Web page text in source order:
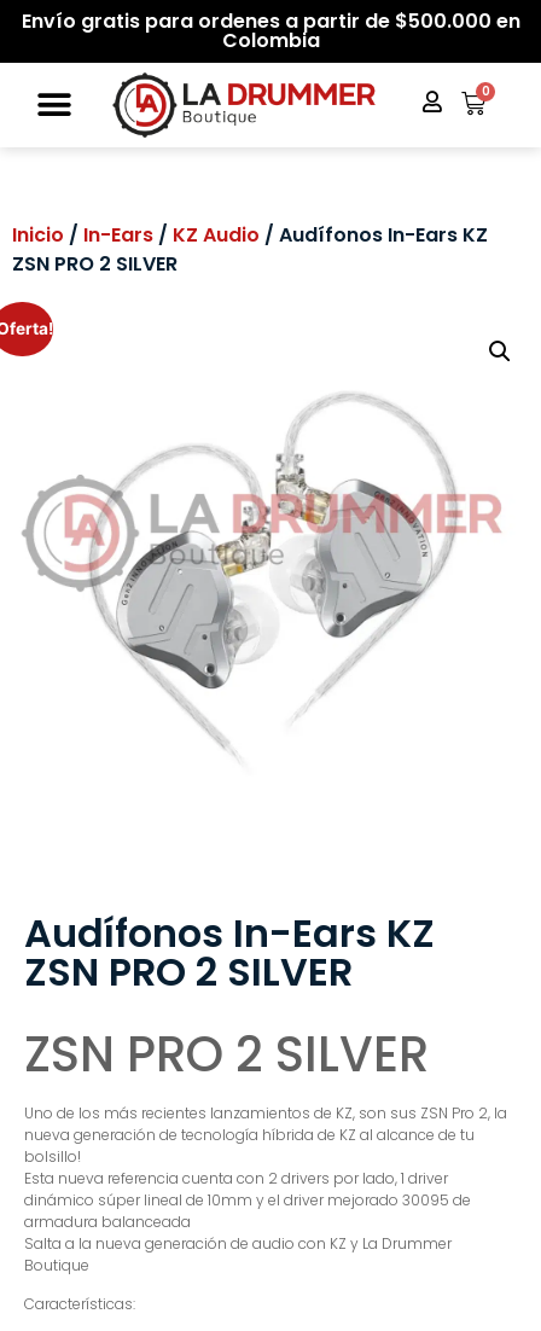
Envío gratis para ordenes a partir de $500.000 en
Colombia
0
Inicio / In-Ears / KZ Audio / Audífonos In-Ears KZ
ZSN PRO 2 SILVER
Audífonos In-Ears KZ
ZSN PRO 2 SILVER
ZSN PRO 2 SILVER
Uno de los más recientes lanzamientos de KZ, son sus ZSN Pro 2, la
nueva generación de tecnología híbrida de KZ al alcance de tu
bolsillo!
Esta nueva referencia cuenta con 2 drivers por lado, 1 driver
dinámico súper lineal de 10mm y el driver mejorado 30095 de
armadura balanceada
Salta a la nueva generación de audio con KZ y La Drummer
Boutique
Características: